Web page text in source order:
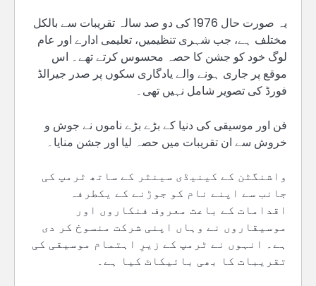
یہ صورت حال 1976 کی دو صد سالہ تقریبات سے بالکل
مختلف ہے، جب شہری تنظیمیں، تعلیمی ادارے اور عام
لوگ خود کو جشن کا حصہ محسوس کرتے تھے۔ اس
موقع پر جاری ہونے والے یادگاری سکوں پر صدر جیرالڈ
فورڈ کی تصویر شامل نہیں تھی۔
فن اور موسیقی کی دنیا کے بڑے بڑے ناموں نے جوش و
خروش سے ان تقریبات میں حصہ لیا اور جشن منایا۔
واشنگٹن کے کینیڈی سینٹر کے ساتھ ٹرمپ کی
جانب سے اپنے نام کو جوڑنے کے یکطرفہ
اقدامات کے باعث معروف فنکاروں اور
موسیقاروں نے وہاں اپنی شرکت منسوخ کر دی
ہے۔ انہوں نے ٹرمپ کے زیرِ اہتمام موسیقی کی
تقریبات کا بھی بائیکاٹ کیا ہے۔